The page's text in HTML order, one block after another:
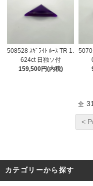
508528 ｽｷﾞﾗｲﾄ ﾙｰｽ TR 1.
624ct 日独ソ付
159,500円(内税)
全 31
<
カテゴリーから探す